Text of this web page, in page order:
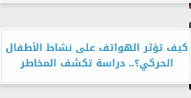
كيف تؤثر الهواتف على نشاط الأطفال
الحركي؟.. دراسة تكشف المخاطر